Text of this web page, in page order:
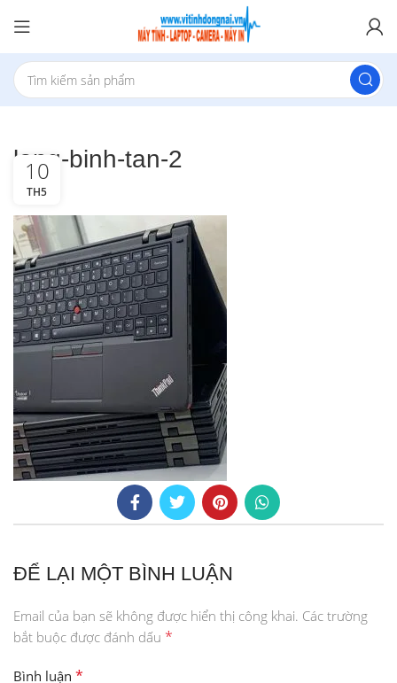
long-binh-tan-2
10
TH5
ĐỂ LẠI MỘT BÌNH LUẬN
Email của bạn sẽ không được hiển thị công khai. Các trường
bắt buộc được đánh dấu *
Bình luận *